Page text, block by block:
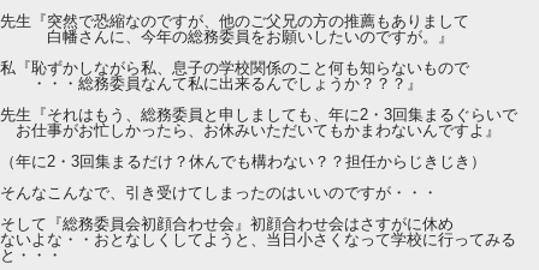
先生『突然で恐縮なのですが、他のご父兄の方の推薦もありまして
白幡さんに、今年の総務委員をお願いしたいのですが。』
私『恥ずかしながら私、息子の学校関係のこと何も知らないもので
・・・総務委員なんて私に出来るんでしょうか？？？』
先生『それはもう、総務委員と申しましても、年に2・3回集まるぐらいで
お仕事がお忙しかったら、お休みいただいてもかまわないんですよ』
（年に2・3回集まるだけ？休んでも構わない？？担任からじきじき）
そんなこんなで、引き受けてしまったのはいいのですが・・・
そして『総務委員会初顔合わせ会』初顔合わせ会はさすがに休め
ないよな・・おとなしくしてようと、当日小さくなって学校に行ってみる
と・・・